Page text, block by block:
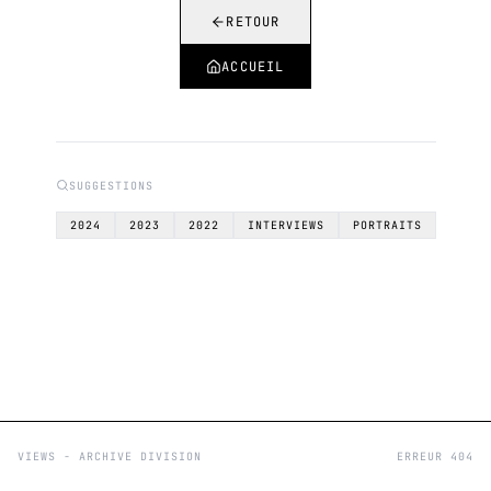
RETOUR
ACCUEIL
SUGGESTIONS
2024 2023 2022 INTERVIEWS PORTRAITS
VIEWS - ARCHIVE DIVISION ERREUR 404